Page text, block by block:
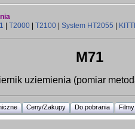
T2000 T2100 System HT2055
M71
uziemienia (pomiar
Ceny/Zakupy Do pobrania Filmy